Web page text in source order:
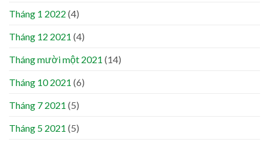
Tháng 1 2022 (4)
Tháng 12 2021 (4)
Tháng mười một 2021 (14)
Tháng 10 2021 (6)
Tháng 7 2021 (5)
Tháng 5 2021 (5)